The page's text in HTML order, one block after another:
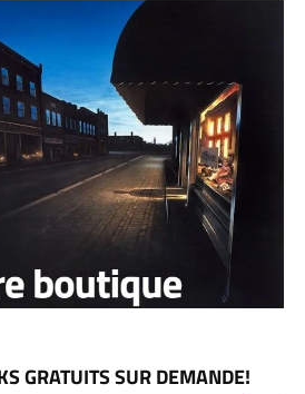
GRATUITS SUR DEMANDE!